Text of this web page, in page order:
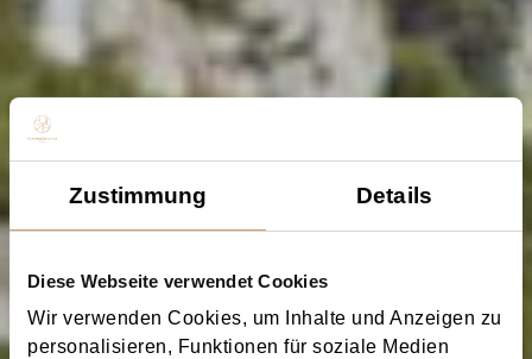
Zustimmung Details
Diese Webseite verwendet Cookies
Wir verwenden Cookies, um Inhalte und Anzeigen zu
personalisieren, Funktionen für soziale Medien